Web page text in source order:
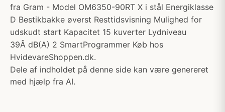
fra Gram - Model OM6350-90RT X i stål Energiklasse
D Bestikbakke øverst Resttidsvisning Mulighed for
udskudt start Kapacitet 15 kuverter Lydniveau
39Â dB(A) 2 SmartProgrammer Køb hos
HvidevareShoppen.dk.
Dele af indholdet på denne side kan være genereret
med hjælp fra AI.